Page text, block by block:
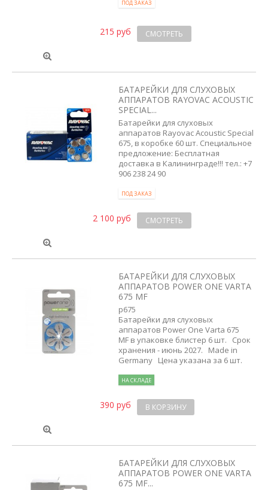
ПОД ЗАКАЗ
215 руб СМОТРЕТЬ
БАТАРЕЙКИ ДЛЯ СЛУХОВЫХ
АППАРАТОВ RAYOVAC ACOUSTIC
SPECIAL...
Батарейки для слуховых
аппаратов Rayovac Acoustic Special
675, в коробке 60 шт. Специальное
предложение: Бесплатная
доставка в Калининграде!!! тел.: +7
906 238 24 90
ПОД ЗАКАЗ
2 100 руб СМОТРЕТЬ
БАТАРЕЙКИ ДЛЯ СЛУХОВЫХ
АППАРАТОВ POWER ONE VARTA
675 MF
p675
Батарейки для слуховых
аппаратов Power One Varta 675
MF в упаковке блистер 6 шт. Срок
хранения - июнь 2027. Made in
Germany Цена указана за 6 шт.
НА СКЛАДЕ
390 руб В КОРЗИНУ
БАТАРЕЙКИ ДЛЯ СЛУХОВЫХ
АППАРАТОВ POWER ONE VARTA
675 MF...